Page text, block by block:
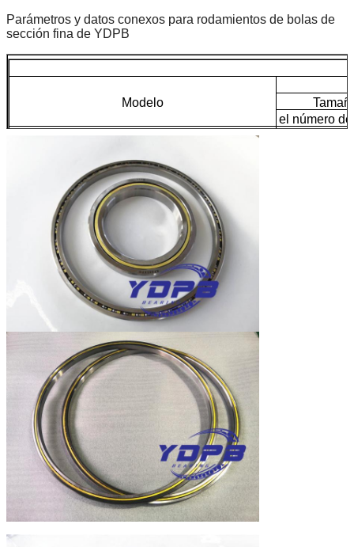
Parámetros y datos conexos para rodamientos de bolas de
sección fina de YDPB
Modelo
el número de
Se trata de un sistema de gestión de los costes.